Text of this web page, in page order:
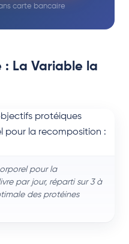
carte bancaire
: La Variable la
pour la
par jour, réparti sur 3 à
des protéines